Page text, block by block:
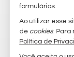
imóveis
mapa
formulários.
Ao utilizar esse
de cookies. Para
Política de